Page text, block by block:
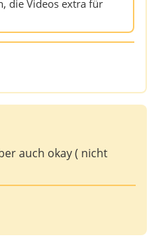
die Videos extra für
auch okay ( nicht